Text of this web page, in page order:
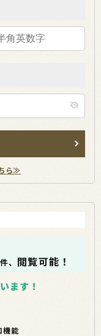
ら≫
件、 閲覧可能！
ます！
機能